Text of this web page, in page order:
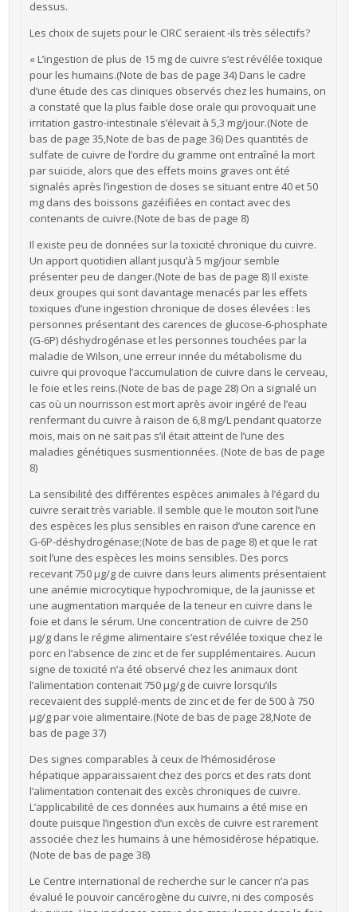
dessus.
Les choix de sujets pour le CIRC seraient -ils très sélectifs?
« L’ingestion de plus de 15 mg de cuivre s’est révélée toxique
pour les humains.(Note de bas de page 34) Dans le cadre
d’une étude des cas cliniques observés chez les humains, on
a constaté que la plus faible dose orale qui provoquait une
irritation gastro-intestinale s’élevait à 5,3 mg/jour.(Note de
bas de page 35,Note de bas de page 36) Des quantités de
sulfate de cuivre de l’ordre du gramme ont entraîné la mort
par suicide, alors que des effets moins graves ont été
signalés après l’ingestion de doses se situant entre 40 et 50
mg dans des boissons gazéifiées en contact avec des
contenants de cuivre.(Note de bas de page 8)
Il existe peu de données sur la toxicité chronique du cuivre.
Un apport quotidien allant jusqu’à 5 mg/jour semble
présenter peu de danger.(Note de bas de page 8) Il existe
deux groupes qui sont davantage menacés par les effets
toxiques d’une ingestion chronique de doses élevées : les
personnes présentant des carences de glucose-6-phosphate
(G-6P) déshydrogénase et les personnes touchées par la
maladie de Wilson, une erreur innée du métabolisme du
cuivre qui provoque l’accumulation de cuivre dans le cerveau,
le foie et les reins.(Note de bas de page 28) On a signalé un
cas où un nourrisson est mort après avoir ingéré de l’eau
renfermant du cuivre à raison de 6,8 mg/L pendant quatorze
mois, mais on ne sait pas s’il était atteint de l’une des
maladies génétiques susmentionnées. (Note de bas de page
8)
La sensibilité des différentes espèces animales à l’égard du
cuivre serait très variable. Il semble que le mouton soit l’une
des espèces les plus sensibles en raison d’une carence en
G-6P-déshydrogénase;(Note de bas de page 8) et que le rat
soit l’une des espèces les moins sensibles. Des porcs
recevant 750 µg/g de cuivre dans leurs aliments présentaient
une anémie microcytique hypochromique, de la jaunisse et
une augmentation marquée de la teneur en cuivre dans le
foie et dans le sérum. Une concentration de cuivre de 250
µg/g dans le régime alimentaire s’est révélée toxique chez le
porc en l’absence de zinc et de fer supplémentaires. Aucun
signe de toxicité n’a été observé chez les animaux dont
l’alimentation contenait 750 µg/g de cuivre lorsqu’ils
recevaient des supplé-ments de zinc et de fer de 500 à 750
µg/g par voie alimentaire.(Note de bas de page 28,Note de
bas de page 37)
Des signes comparables à ceux de l’hémosidérose
hépatique apparaissaient chez des porcs et des rats dont
l’alimentation contenait des excès chroniques de cuivre.
L’applicabilité de ces données aux humains a été mise en
doute puisque l’ingestion d’un excès de cuivre est rarement
associée chez les humains à une hémosidérose hépatique.
(Note de bas de page 38)
Le Centre international de recherche sur le cancer n’a pas
évalué le pouvoir cancérogène du cuivre, ni des composés